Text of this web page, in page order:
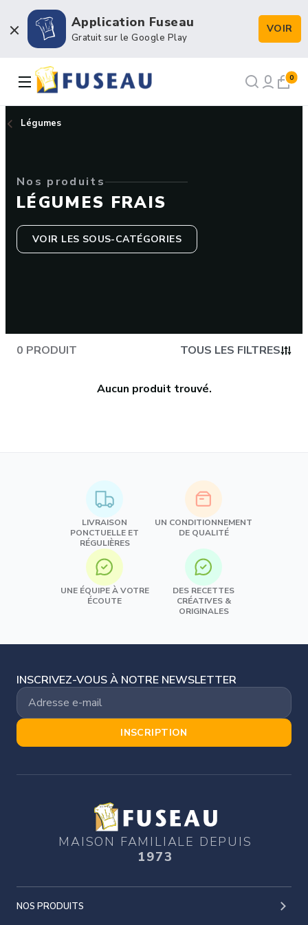
Application Fuseau
Gratuit sur le Google Play
VOIR
Boulangerie / Viennoiserie
Pâtisserie / Chocolaterie
Emballage et Décors
0
Légumes
Nos produits
LÉGUMES FRAIS
VOIR LES SOUS-CATÉGORIES
0 PRODUIT TOUS LES FILTRES
Aucun produit trouvé.
LIVRAISON
PONCTUELLE ET
RÉGULIÈRES
UN CONDITIONNEMENT
DE QUALITÉ
UNE ÉQUIPE À VOTRE
ÉCOUTE
DES RECETTES
CRÉATIVES &
ORIGINALES
INSCRIVEZ-VOUS À NOTRE NEWSLETTER
INSCRIPTION
MAISON FAMILIALE DEPUIS
1973
NOS PRODUITS